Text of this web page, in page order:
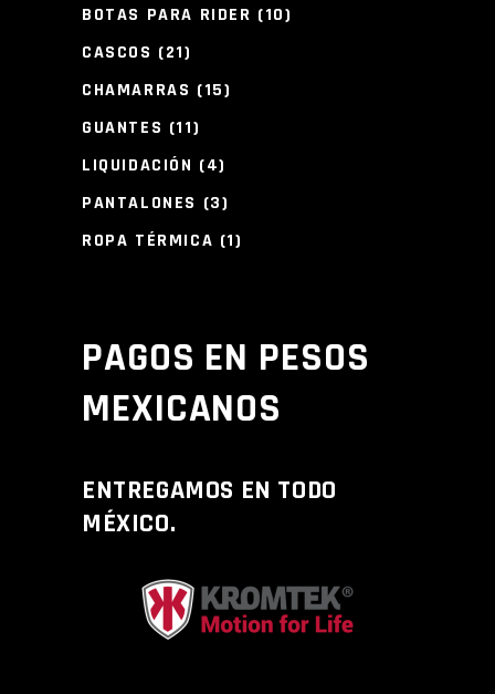
BOTAS PARA RIDER 1010
CASCOS 2121
CHAMARRAS 1515
GUANTES 1111
LIQUIDACIÓN 44
PANTALONES 33
ROPA TÉRMICA 11
PAGOS EN PESOS
MEXICANOS
ENTREGAMOS EN TODO
MÉXICO.